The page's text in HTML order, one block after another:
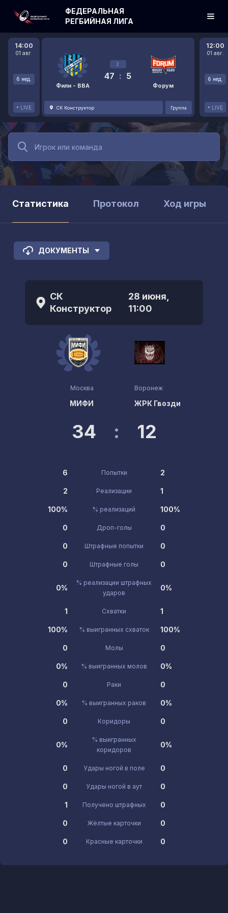
14:00
01 авг.
6 нед.
LIVE
Фили - ВВА
2
47 : 5
Форум
СК Конструктор Группа
12:00
01 авг.
6 нед.
LIVE
ФЕДЕРАЛЬНАЯ
РЕГБИЙНАЯ ЛИГА
Статистика Протокол Ход игры
ДОКУМЕНТЫ
СК
Конструктор
28 июня,
11:00
Москва
МИФИ
34 : 12
Воронеж
ЖРК Гвозди
6 Попытки 2
2 Реализации 1
100% % реализаций 100%
0 Дроп-голы 0
0 Штрафные попытки 0
0 Штрафные голы 0
0%
% реализации штрафных
ударов
0%
1 Схватки 1
100% % выигранных схваток 100%
0 Молы 0
0% % выигранных молов 0%
0 Раки 0
0% % выигранных раков 0%
0 Коридоры 0
0%
% выигранных
коридоров
0%
0 Удары ногой в поле 0
0 Удары ногой в аут 0
1 Получено штрафных 0
0 Жёлтые карточки 0
0 Красные карточки 0